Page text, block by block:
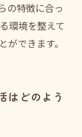
の特徴に合っ
環境を整えて
できます。
はどのよう